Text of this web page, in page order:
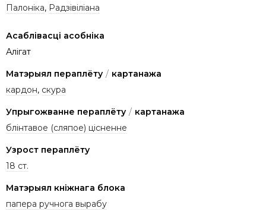
Палоніка, Радзівіліана
Асаблівасці асобніка
Алігат
Матэрыял пераплёту / картанажа
кардон, скура
Упрыгожванне пераплёту / картанажа
блінтавое (сляпое) цісненне
Узрост пераплёту
18 ст.
Матэрыял кніжнага блока
папера ручнога вырабу